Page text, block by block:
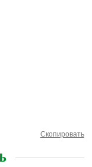
Скопировать